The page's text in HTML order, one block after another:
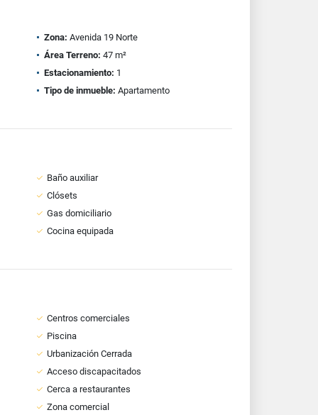
Zona: Avenida 19 Norte
Área Terreno: 47 m²
Estacionamiento: 1
Tipo de inmueble: Apartamento
Baño auxiliar
Clósets
Gas domiciliario
Cocina equipada
Centros comerciales
Piscina
Urbanización Cerrada
Acceso discapacitados
Cerca a restaurantes
Zona comercial